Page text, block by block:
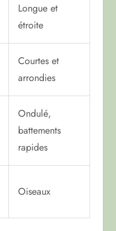
Longue et
étroite
Courtes et
arrondies
Ondulé,
battements
rapides
Oiseaux